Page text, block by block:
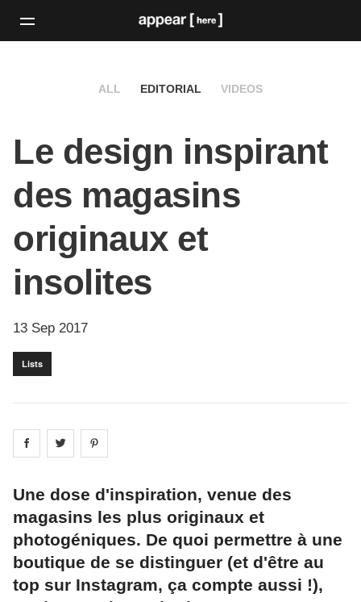
ALL EDITORIAL VIDEOS
Le design inspirant
des magasins
originaux et
insolites
13 Sep 2017
Lists
Share on facebook
Share on
Une dose d'inspiration, venue des
magasins les plus originaux et
photogéniques. De quoi permettre à une
boutique de se distinguer (et d'être au
top sur Instagram, ça compte aussi !),